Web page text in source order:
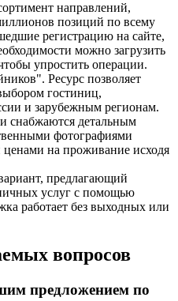
направлений,
позиций по всему
регистрацию на сайте,
можно загрузить
упростить операции.
Ресурс позволяет
гостиниц,
и зарубежным регионам.
снабжаются детальным
фотографиями
на проживание исходя
предлагающий
услуг с помощью
работает без выходных или
вопросов
предложением по